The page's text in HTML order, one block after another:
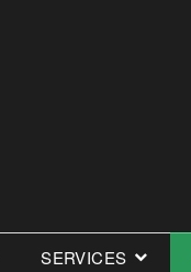
SERVICES